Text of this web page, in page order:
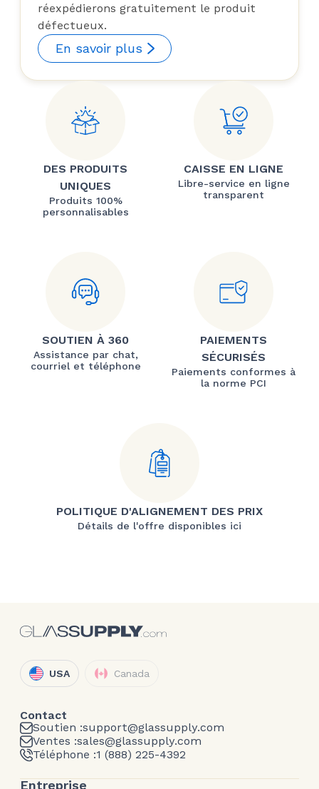
réexpédierons gratuitement le produit
défectueux.
En savoir plus
DES PRODUITS
UNIQUES
Produits 100%
personnalisables
CAISSE EN LIGNE
Libre-service en ligne
transparent
SOUTIEN À 360
Assistance par chat,
courriel et téléphone
PAIEMENTS
SÉCURISÉS
Paiements conformes à
la norme PCI
POLITIQUE D'ALIGNEMENT DES PRIX
Détails de l'offre disponibles ici
USA Canada
Contact
Soutien :support@glassupply.com
Ventes :sales@glassupply.com
Téléphone :1 (888) 225-4392
Entreprise